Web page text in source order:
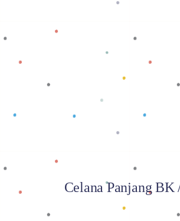
Baca selengkapnya
Celana Panjang BK